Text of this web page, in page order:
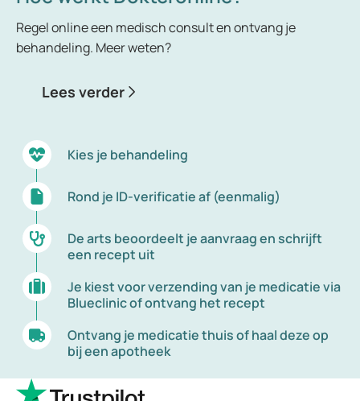
vrouwen komen de aanvallen uitsluitend rondom
de menstruatie voor. Dit wordt menstruele migraine
kant van het hoofd voor, en kenmerkt zich door een
onmogelijk.
Regel online een medisch consult en ontvang je
behandeling. Meer weten?
Lees verder
Kies je behandeling
Rond je ID-verificatie af (eenmalig)
De arts beoordeelt je aanvraag en schrijft
een recept uit
Je kiest voor verzending van je medicatie via
Blueclinic of ontvang het recept
Ontvang je medicatie thuis of haal deze op
bij een apotheek